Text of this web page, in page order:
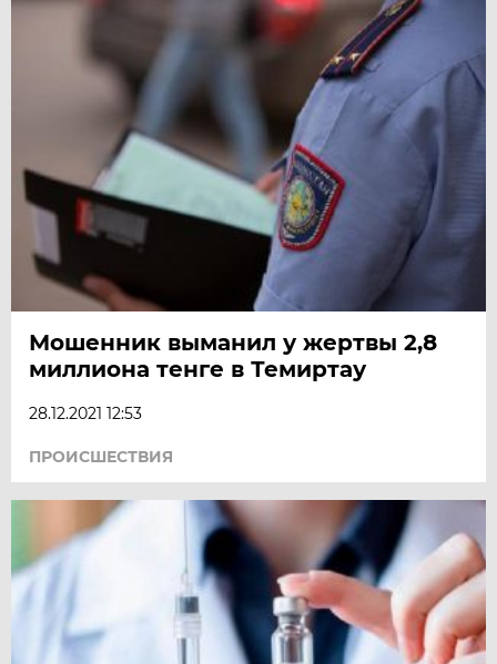
Мошенник выманил у жертвы 2,8
миллиона тенге в Темиртау
28.12.2021 12:53
ПРОИСШЕСТВИЯ